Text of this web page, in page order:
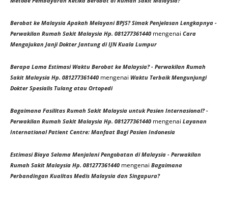
Berobat ke Malaysia Apakah Melayani BPJS? Simak Penjelasan Lengkapnya -
Perwakilan Rumah Sakit Malaysia Hp. 081277361440 mengenai Cara
Mengajukan Janji Dokter Jantung di IJN Kuala Lumpur
Berapa Lama Estimasi Waktu Berobat ke Malaysia? - Perwakilan Rumah
Sakit Malaysia Hp. 081277361440 mengenai Waktu Terbaik Mengunjungi
Dokter Spesialis Tulang atau Ortopedi
Bagaimana Fasilitas Rumah Sakit Malaysia untuk Pasien Internasional? -
Perwakilan Rumah Sakit Malaysia Hp. 081277361440 mengenai Layanan
International Patient Centre: Manfaat Bagi Pasien Indonesia
Estimasi Biaya Selama Menjalani Pengobatan di Malaysia - Perwakilan
Rumah Sakit Malaysia Hp. 081277361440 mengenai Bagaimana
Perbandingan Kualitas Medis Malaysia dan Singapura?